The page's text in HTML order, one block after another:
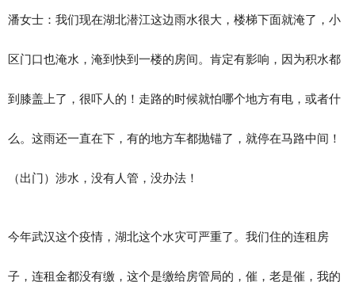
潘女士：我们现在湖北潜江这边雨水很大，楼梯下面就淹了，小
区门口也淹水，淹到快到一楼的房间。肯定有影响，因为积水都
到膝盖上了，很吓人的！走路的时候就怕哪个地方有电，或者什
么。这雨还一直在下，有的地方车都抛锚了，就停在马路中间！
（出门）涉水，没有人管，没办法！
今年武汉这个疫情，湖北这个水灾可严重了。我们住的连租房
子，连租金都没有缴，这个是缴给房管局的，催，老是催，我的